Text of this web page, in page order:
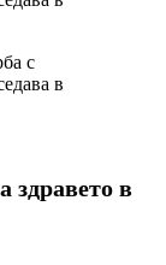
здравето в